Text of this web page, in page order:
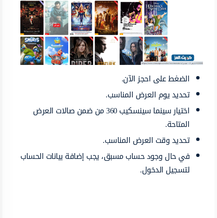
الضغط على احجز الآن.
تحديد يوم العرض المناسب.
اختيار سينما سينسكيب 360 من ضمن صالات العرض
المتاحة.
تحديد وقت العرض المناسب.
في حال وجود حساب مسبق، يجب إضافة بيانات الحساب
لتسجيل الدخول.